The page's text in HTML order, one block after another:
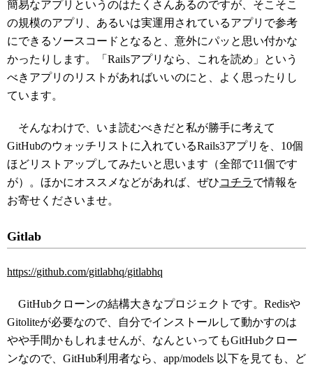
簡易なアプリというのはたくさんあるのですが、そこそこ
の規模のアプリ、あるいは実運用されているアプリで参考
にできるソースコードとなると、意外にパッと思い付かな
かったりします。「Railsアプリなら、これを読め」という
べきアプリのリストがあればいいのにと、よく思ったりし
ています。
そんなわけで、いま読むべきだと私が勝手に考えて
GitHubのウォッチリストに入れているRails3アプリを、10個
ほどリストアップしてみたいと思います（全部で11個です
が）。ほかにオススメなどがあれば、ぜひコチラで情報を
お寄せくださいませ。
Gitlab
https://github.com/gitlabhq/gitlabhq
GitHubクローンの結構大きなプロジェクトです。Redisや
Gitoliteが必要なので、自分でインストールして動かすのは
やや手間かもしれませんが、なんといってもGitHubクロー
ンなので、GitHub利用者なら、app/models 以下を見ても、ど